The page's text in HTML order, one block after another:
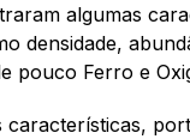
algumas
densidade,
pouco Ferro e
características,